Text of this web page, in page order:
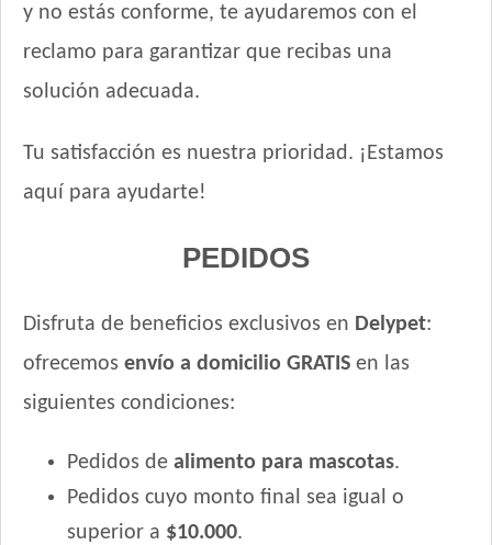
y no estás conforme, te ayudaremos con el
reclamo para garantizar que recibas una
solución adecuada.
Tu satisfacción es nuestra prioridad. ¡Estamos
aquí para ayudarte!
PEDIDOS
Disfruta de beneficios exclusivos en Delypet:
ofrecemos envío a domicilio GRATIS en las
siguientes condiciones:
Pedidos de alimento para mascotas.
Pedidos cuyo monto final sea igual o
superior a $10.000.